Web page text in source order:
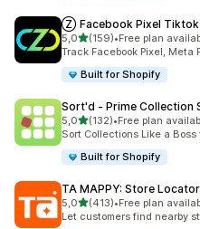
Ⓩ Facebook Pixel Tiktok
5,0av 5 stjerner
(159)
Totalt 159 omtaler
•Free plan
Track Facebook Pixel, Meta
Built for Shopify
Sort'd ‑ Prime Collection
5,0av 5 stjerner
(132)
Totalt 132 omtaler
•Free plan
Sort Collections Like a
Built for Shopify
TA MAPPY: Store
5,0av 5 stjerner
(413)
Totalt 413 omtaler
•Free plan
Let customers find nearby